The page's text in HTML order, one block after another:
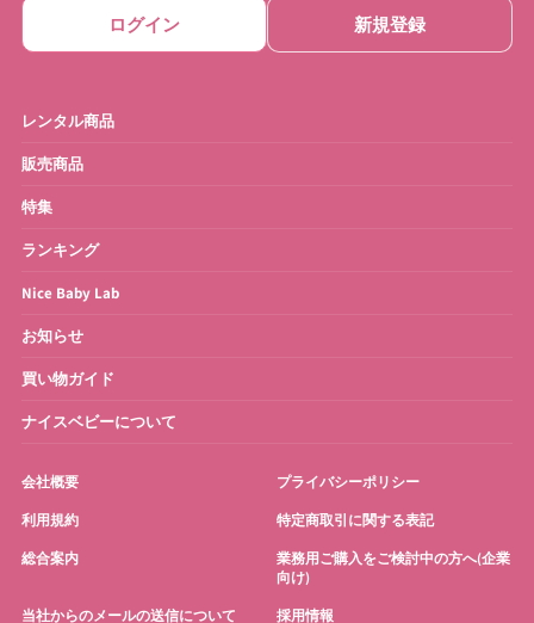
ベビーバス
お宮参り・お祝い衣装
ログイン 新規登録
レンタル商品
販売商品
特集
ランキング
Nice Baby Lab
お知らせ
買い物ガイド
ナイスベビーについて
会社概要 プライバシーポリシー
利用規約 特定商取引に関する表記
総合案内
業務用ご購入をご検討中の方へ(企業
向け)
当社からのメールの送信について 採用情報